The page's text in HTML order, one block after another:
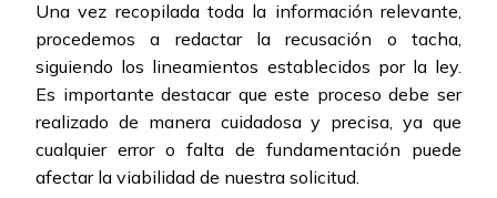
Una vez recopilada toda la información relevante,
procedemos a redactar la recusación o tacha,
siguiendo los lineamientos establecidos por la ley.
Es importante destacar que este proceso debe ser
realizado de manera cuidadosa y precisa, ya que
cualquier error o falta de fundamentación puede
afectar la viabilidad de nuestra solicitud.